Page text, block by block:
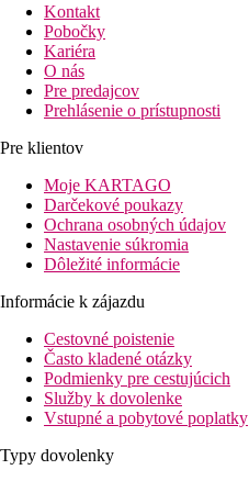
Kontakt
Pobočky
Kariéra
O nás
Pre predajcov
Prehlásenie o prístupnosti
Pre klientov
Moje KARTAGO
Darčekové poukazy
Ochrana osobných údajov
Nastavenie súkromia
Dôležité informácie
Informácie k zájazdu
Cestovné poistenie
Často kladené otázky
Podmienky pre cestujúcich
Služby k dovolenke
Vstupné a pobytové poplatky
Typy dovolenky